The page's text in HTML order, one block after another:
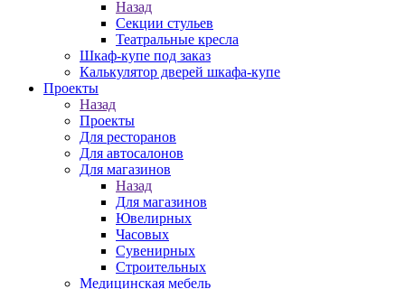
Назад
Секции стульев
Театральные кресла
Шкаф-купе под заказ
Калькулятор дверей шкафа-купе
Проекты
Назад
Проекты
Для ресторанов
Для автосалонов
Для магазинов
Назад
Для магазинов
Ювелирных
Часовых
Сувенирных
Строительных
Медицинская мебель